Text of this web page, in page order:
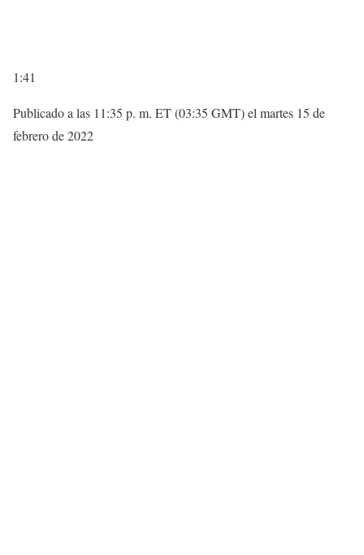
1:41
Publicado a las 11:35 p. m. ET (03:35 GMT) el martes 15 de
febrero de 2022